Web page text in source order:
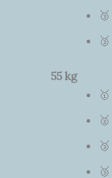
🥉
🥉
55 kg
🥇
🥈
🥉
🥉